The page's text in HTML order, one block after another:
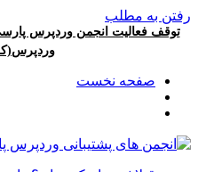
رفتن به مطلب
توقف فعالیت انجمن وردپرس
صفحه نخست